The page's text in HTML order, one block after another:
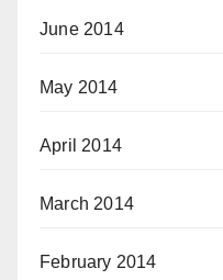
June 2014
May 2014
April 2014
March 2014
February 2014